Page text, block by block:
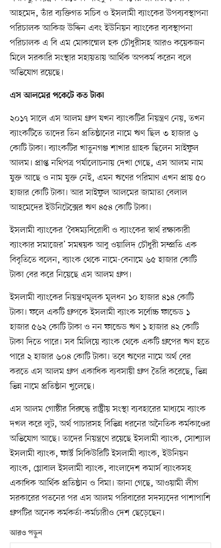
আহমেদ, তাঁর ব্যক্তিগত সচিব ও ইসলামী ব্যাংকের উপব্যবস্থাপনা
পরিচালক আকিজ উদ্দিন এবং ইউনিয়ন ব্যাংকের ব্যবস্থাপনা
পরিচালক এ বি এম মোকাম্মেল হক চৌধুরীসহ আরও কয়েকজন
মিলে সরকারি সংস্থার সহায়তায় আর্থিক অপকর্ম করেন বলে
অভিযোগ রয়েছে।
এস আলমের পকেটে কত টাকা
২০১৭ সালে এস আলম গ্রুপ যখন ব্যাংকটির নিয়ন্ত্রণ নেয়, তখন
ব্যাংকটিতে তাদের তিন প্রতিষ্ঠানের নামে ঋণ ছিল ৩ হাজার ৬
কোটি টাকা। ব্যাংকটির খাতুনগঞ্জ শাখার গ্রাহক ছিলেন সাইফুল
আলম। প্রাপ্ত নথিপত্র পর্যালোচনায় দেখা গেছে, এস আলম নাম
যুক্ত আছে ও নাম যুক্ত নেই, এমন ঋণের পরিমাণ এখন প্রায় ৫০
হাজার কোটি টাকা। আর সাইফুল আলমের জামাতা বেলাল
আহমেদের ইউনিটেক্সের ঋণ ৪৫৪ কোটি টাকা।
ইসলামী ব্যাংকের ‘বৈষম্যবিরোধী ও ব্যাংকের স্বার্থ রক্ষাকারী
ব্যাংকার সমাজের’ সমন্বয়ক আবু ওয়ালিদ চৌধুরী সম্প্রতি এক
বিবৃতিতে বলেন, ব্যাংক থেকে নামে-বেনামে ৬৫ হাজার কোটি
টাকা বের করে নিয়েছে এস আলম গ্রুপ।
ইসলামী ব্যাংকের নিয়ন্ত্রণমূলক মূলধন ১০ হাজার ৪১৪ কোটি
টাকা। ফলে একটি গ্রুপকে ইসলামী ব্যাংক সর্বোচ্চ ফান্ডেড ১
হাজার ৫৬২ কোটি টাকা ও নন ফান্ডেড ঋণ ১ হাজার ৪২ কোটি
টাকা দিতে পারে। সব মিলিয়ে ব্যাংক থেকে একটি গ্রুপের ঋণ হতে
পারে ২ হাজার ৬০৪ কোটি টাকা। তবে ঋণের নামে অর্থ বের
করতে এস আলম গ্রুপ একাধিক ব্যবসায়ী গ্রুপ তৈরি করেছে, ভিন্ন
ভিন্ন নামে প্রতিষ্ঠান খুলেছে।
এস আলম গোষ্ঠীর বিরুদ্ধে রাষ্ট্রীয় সংস্থা ব্যবহারের মাধ্যমে ব্যাংক
দখল করে লুট, অর্থ পাচারসহ বিভিন্ন ধরনের অনৈতিক কর্মকাণ্ডের
অভিযোগ আছে। তাদের নিয়ন্ত্রণে রয়েছে ইসলামী ব্যাংক, সোশ্যাল
ইসলামী ব্যাংক, ফার্স্ট সিকিউরিটি ইসলামী ব্যাংক, ইউনিয়ন
ব্যাংক, গ্লোবাল ইসলামী ব্যাংক, বাংলাদেশ কমার্স ব্যাংকসহ
একাধিক আর্থিক প্রতিষ্ঠান ও বিমা। জানা গেছে, আওয়ামী লীগ
সরকারের পতনের পর এস আলম পরিবারের সদস্যদের পাশাপাশি
গ্রুপটির অনেক কর্মকর্তা-কর্মচারীও দেশ ছেড়েছেন।
আরও পড়ুন